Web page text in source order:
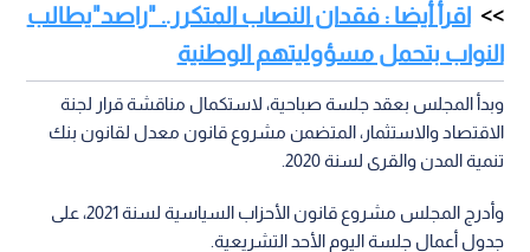
اقرأ أيضا : فقدان النصاب المتكرر.. "راصد"يطالب
النواب بتحمل مسؤوليتهم الوطنية
وبدأ المجلس بعقد جلسة صباحية، لاستكمال مناقشة قرار لجنة
الاقتصاد والاستثمار، المتضمن مشروع قانون معدل لقانون بنك
تنمية المدن والقرى لسنة 2020.
وأدرج المجلس مشروع قانون الأحزاب السياسية لسنة 2021، على
جدول أعمال جلسة اليوم الأحد التشريعية.